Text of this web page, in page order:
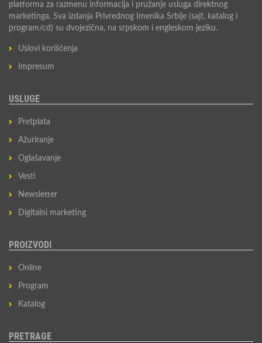
platforma za razmenu informacija i pružanje usluga direktnog
marketinga. Sva izdanja Privrednog Imenika Srbije (sajt, katalog i
program/cd) su dvojezična, na srpskom i engleskom jeziku.
Uslovi korišćenja
Impresum
USLUGE
Pretplata
Ažuriranje
Oglašavanje
Vesti
Newsletter
Digitalni marketing
PROIZVODI
Online
Program
Katalog
PRETRAGE